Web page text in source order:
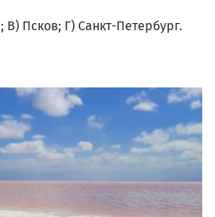
Псков; Г) Санкт-Петербург.